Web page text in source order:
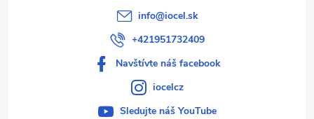
info@iocel.sk
+421951732409
Navštívte náš facebook
iocelcz
Sledujte náš YouTube